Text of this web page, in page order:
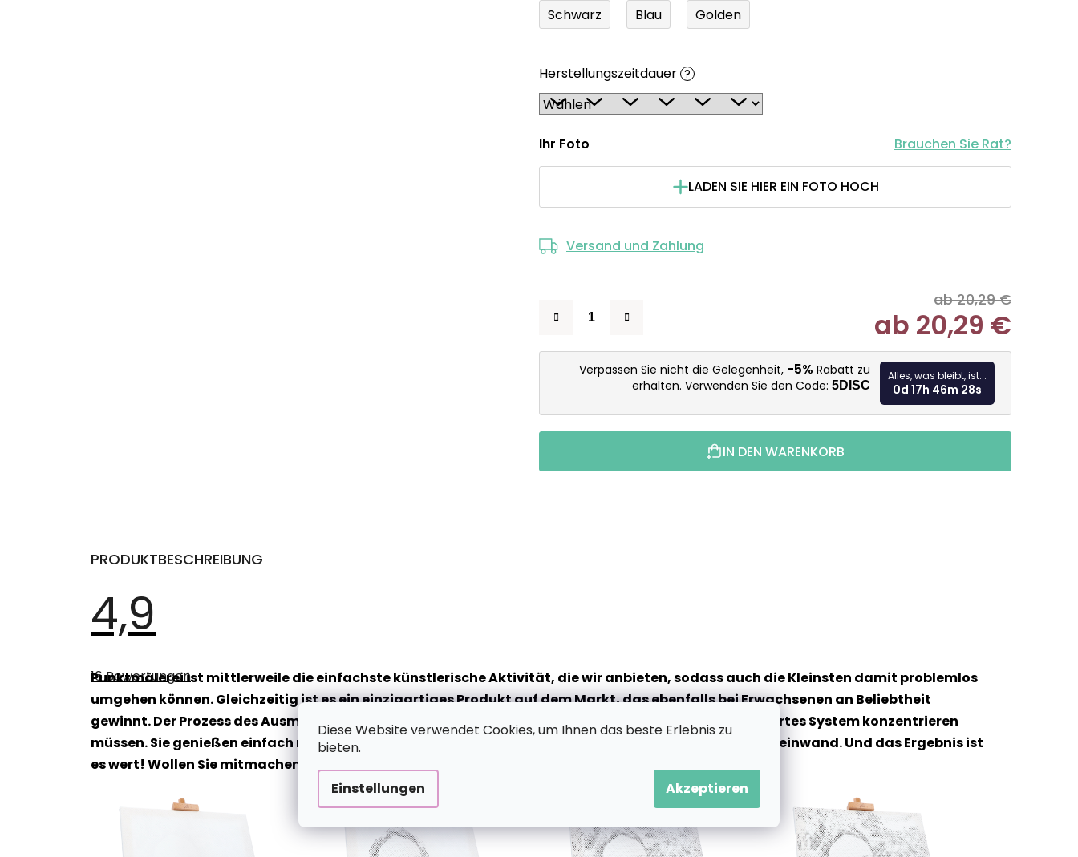
Diese Website verwendet Cookies, um Ihnen das beste Erlebnis zu
bieten.
Einstellungen Akzeptieren
Schwarz Blau Golden
Herstellungszeitdauer ?
Ihr Foto Brauchen Sie Rat?
LADEN SIE HIER EIN FOTO HOCH
Versand und Zahlung
ab 20,29 €
ab 20,29 €
Verpassen Sie nicht die Gelegenheit, -5% Rabatt zu
erhalten. Verwenden Sie den Code: 5DISC
Alles, was bleibt, ist...
0d 17h 46m 27s
IN DEN WARENKORB
PRODUKTBESCHREIBUNG
4,9
Produktbewertung
4,9
von
5
Sternen.
16 Bewertungen
Punktmalerei ist mittlerweile die einfachste künstlerische Aktivität, die wir anbieten, sodass auch die Kleinsten damit problemlos
umgehen können. Gleichzeitig ist es ein einzigartiges Produkt auf dem Markt, das ebenfalls bei Erwachsenen an Beliebtheit
gewinnt. Der Prozess des Ausmalens bringt absolute Entspannung, da Sie sich nicht auf ein kompliziertes System konzentrieren
müssen. Sie genießen einfach nur die entspannende Arbeit: Sie brauchen nur einen Filzstift und eine Leinwand. Und das Ergebnis ist
es wert! Wollen Sie mitmachen? Geben Sie der Punktmalerei eine Chance!